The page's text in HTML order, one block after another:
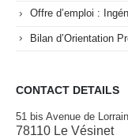
Offre d’emploi :
Bilan d’Orientation
CONTACT DETAILS
51 bis Avenue de
78110 Le Vésinet